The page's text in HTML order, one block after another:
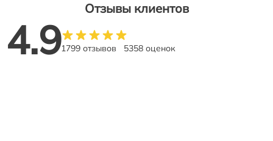
Отзывы клиентов
4.91799 отзывов 5358 оценок